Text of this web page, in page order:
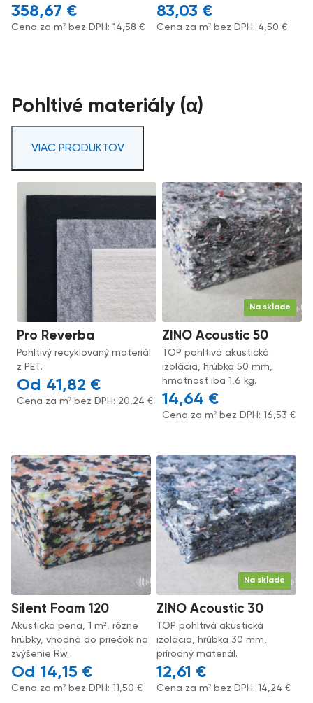
358,67 €
Cena za m² bez DPH: 14,58 €
83,03 €
Cena za m² bez DPH: 4,50 €
Pohltivé materiály (α)
VIAC PRODUKTOV
Pro Reverba
Pohltivý recyklovaný materiál
z PET.
41,82 €
Cena za m² bez DPH: 20,24€
Na sklade
ZINO Acoustic 50
TOP pohltivá akustická
izolácia, hrúbka 50 mm,
hmotnosť iba 1,6 kg.
14,64 €
Cena za m² bez DPH:16,53€
Silent Foam 120
Akustická pena, 1 m², rôzne
hrúbky, vhodná do priečok na
zvýšenie Rw.
14,15 €
Cena za m² bez DPH: 11,50 €
Na sklade
ZINO Acoustic 30
TOP pohltivá akustická
izolácia, hrúbka 30 mm,
prírodný materiál.
12,61 €
Cena za m² bez DPH: 14,24 €